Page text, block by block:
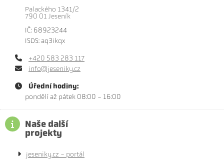
Palackého 1341/2
790 01 Jeseník
IČ: 68923244
ISDS: aq3ikqx
+420 583 283 117
info@jeseniky.cz
Úřední hodiny:
pondělí až pátek 08:00 - 16:00
Naše další
projekty
jeseniky.cz - portál